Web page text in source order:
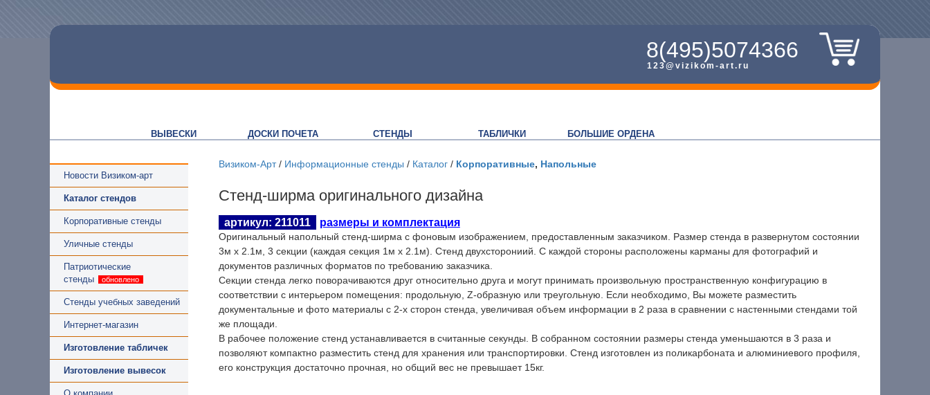
8(495)5074366
123@vizikom-art.ru
ВЫВЕСКИ ДОСКИ ПОЧЕТА СТЕНДЫ ТАБЛИЧКИ БОЛЬШИЕ ОРДЕНА
Новости Визиком-арт
Каталог стендов
Корпоративные стенды
Уличные стенды
Патриотические
стенды
Стенды учебных заведений
Интернет-магазин
Изготовление табличек
Изготовление вывесок
Визиком-Арт/ Информационные стенды / Каталог / Корпоративные, Напольные
Стенд-ширма оригинального дизайна
артикул: 211011 размеры и комплектация
Оригинальный напольный стенд-ширма с фоновым изображением, предоставленным заказчиком. Размер стенда в развернутом состоянии
3м х 2.1м, 3 секции (каждая секция 1м х 2.1м). Стенд двухсторониий. С каждой стороны расположены карманы для фотографий и
документов различных форматов по требованию заказчика.
Секции стенда легко поворачиваются друг относительно друга и могут принимать произвольную пространственную конфигурацию в
соответствии с интерьером помещения: продольную, Z-образную или треугольную. Если необходимо, Вы можете разместить
документальные и фото материалы с 2-х сторон стенда, увеличивая объем информации в 2 раза в сравнении с настенными стендами той
же площади.
В рабочее положение стенд устанавливается в считанные секунды. В собранном состоянии размеры стенда уменьшаются в 3 раза и
позволяют компактно разместить стенд для хранения или транспортировки. Стенд изготовлен из поликарбоната и алюминиевого профиля,
его конструкция достаточно прочная, но общий вес не превышает 15кг.